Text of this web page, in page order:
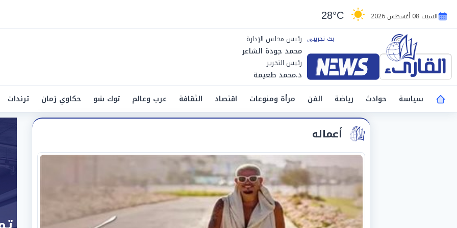
السبت 08 أغسطس 2026 28°C
رئيس مجلس الإدارة
محمد جودة الشاعر
رئيس التحرير
د.محمد طعيمة
سياسة
حوادث رياضة الفن مرأة ومنوعات اقتصاد الثقافة عرب وعالم توك شو حكاوي زمان ترندات
أعماله